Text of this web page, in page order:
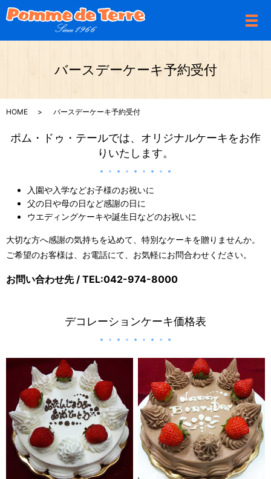
メ
バースデーケーキ予約受付
HOME バースデーケーキ予約受付
ポム・ドゥ・テールでは、オリジナルケーキをお作
りいたします。
入園や入学などお子様のお祝いに
父の日や母の日など感謝の日に
ウエディングケーキや誕生日などのお祝いに
大切な方へ感謝の気持ちを込めて、特別なケーキを贈りませんか。
ご希望のお客様は、お電話にて、お気軽にお問合わせください。
お問い合わせ先 / TEL:042-974-8000
デコレーションケーキ価格表